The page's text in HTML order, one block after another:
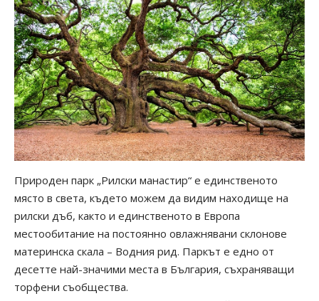
Природен парк „Рилски манастир“ е единственото
място в света, където можем да видим находище на
рилски дъб, както и единственото в Европа
местообитание на постоянно овлажнявани склонове
материнска скала – Водния рид. Паркът е едно от
десетте най-значими места в България, съхраняващи
торфени съобщества.